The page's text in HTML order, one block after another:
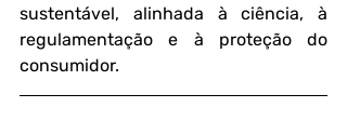
sustentável, alinhada à ciência, à
regulamentação e à proteção do
consumidor.